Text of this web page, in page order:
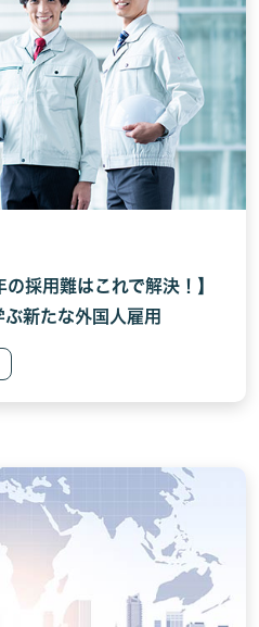
採用難はこれで解決！】
ぶ新たな外国人雇用